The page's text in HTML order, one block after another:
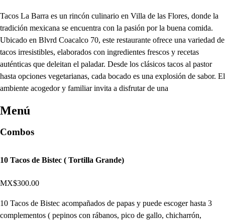
Tacos La Barra es un rincón culinario en Villa de las Flores, donde la
tradición mexicana se encuentra con la pasión por la buena comida.
Ubicado en Blvrd Coacalco 70, este restaurante ofrece una variedad de
tacos irresistibles, elaborados con ingredientes frescos y recetas
auténticas que deleitan el paladar. Desde los clásicos tacos al pastor
hasta opciones vegetarianas, cada bocado es una explosión de sabor. El
ambiente acogedor y familiar invita a disfrutar de una
Menú
Combos
10 Tacos de Bistec ( Tortilla Grande)
MX$300.00
10 Tacos de Bistec acompañados de papas y puede escoger hasta 3
complementos ( pepinos con rábanos, pico de gallo, chicharrón,